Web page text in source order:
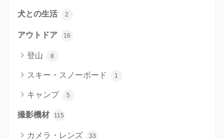
犬との生活 2
アウトドア 16
登山 8
スキー・スノーボード 1
キャンプ 5
撮影機材 115
カメラ・レンズ 33